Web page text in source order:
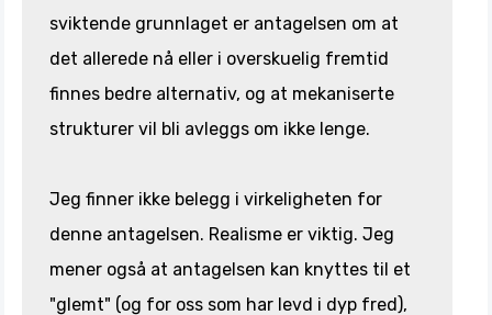
sviktende grunnlaget er antagelsen om at
det allerede nå eller i overskuelig fremtid
finnes bedre alternativ, og at mekaniserte
strukturer vil bli avleggs om ikke lenge.
Jeg finner ikke belegg i virkeligheten for
denne antagelsen. Realisme er viktig. Jeg
mener også at antagelsen kan knyttes til et
"glemt" (og for oss som har levd i dyp fred),